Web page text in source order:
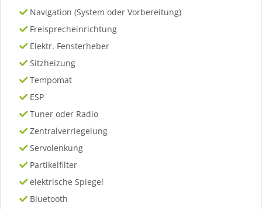
Navigation (System oder Vorbereitung)
Freisprecheinrichtung
Elektr. Fensterheber
Sitzheizung
Tempomat
ESP
Tuner oder Radio
Zentralverriegelung
Servolenkung
Partikelfilter
elektrische Spiegel
Bluetooth